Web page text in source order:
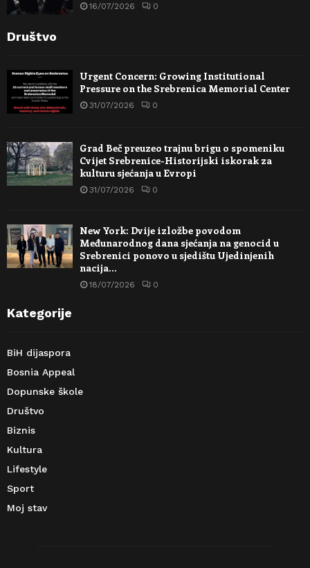
16/07/2026 0
Društvo
Urgent Concern: Growing Institutional
Pressure on the Srebrenica Memorial Center
31/07/2026 0
Grad Beč preuzeo trajnu brigu o spomeniku
Cvijet Srebrenice-Historijski iskorak za
kulturu sjećanja u Evropi
31/07/2026 0
New York: Dvije izložbe povodom
Međunarodnog dana sjećanja na genocid u
Srebrenici ponovo u sjedištu Ujedinjenih
nacija…
18/07/2026 0
Kategorije
BiH dijaspora
Bosnia Appeal
Dopunske škole
Društvo
Biznis
Kultura
Lifestyle
Sport
Moj stav